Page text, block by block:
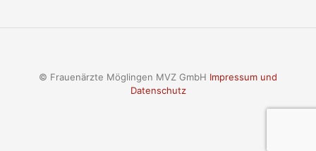
© Frauenärzte Möglingen MVZ GmbH Impressum und
Datenschutz